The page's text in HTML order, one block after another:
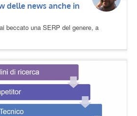
delle news anche in
beccato una SERP del genere, a